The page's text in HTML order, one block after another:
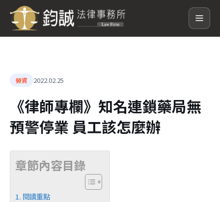
勞資 2022.02.25
《律師專欄》知名連鎖藥局無
預警停業 員工該怎麼辦
章節內容目錄
閱讀重點